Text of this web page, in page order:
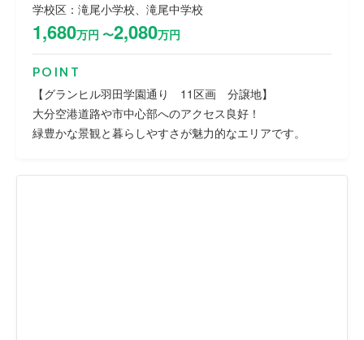
学校区：滝尾小学校、滝尾中学校
1,680万円 〜2,080万円
POINT
【グランヒル羽田学園通り 11区画 分譲地】
大分空港道路や市中心部へのアクセス良好！
緑豊かな景観と暮らしやすさが魅力的なエリアです。